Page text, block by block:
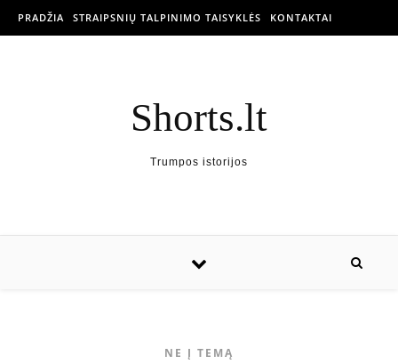
PRADŽIA STRAIPSNIŲ TALPINIMO TAISYKLĖS KONTAKTAI
Shorts.lt
Trumpos istorijos
NE Į TEMĄ